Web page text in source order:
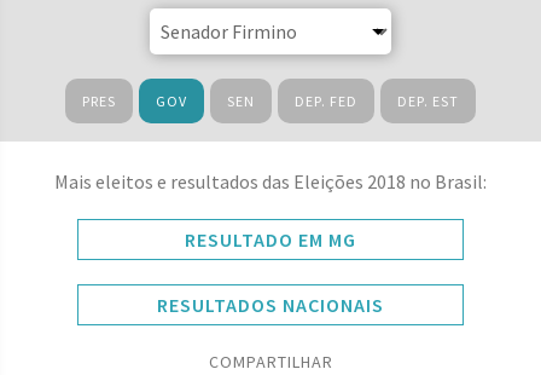
PRES GOV SEN DEP. FED DEP. EST
Mais eleitos e resultados das Eleições 2018 no Brasil:
RESULTADO EM MG
RESULTADOS NACIONAIS
COMPARTILHAR